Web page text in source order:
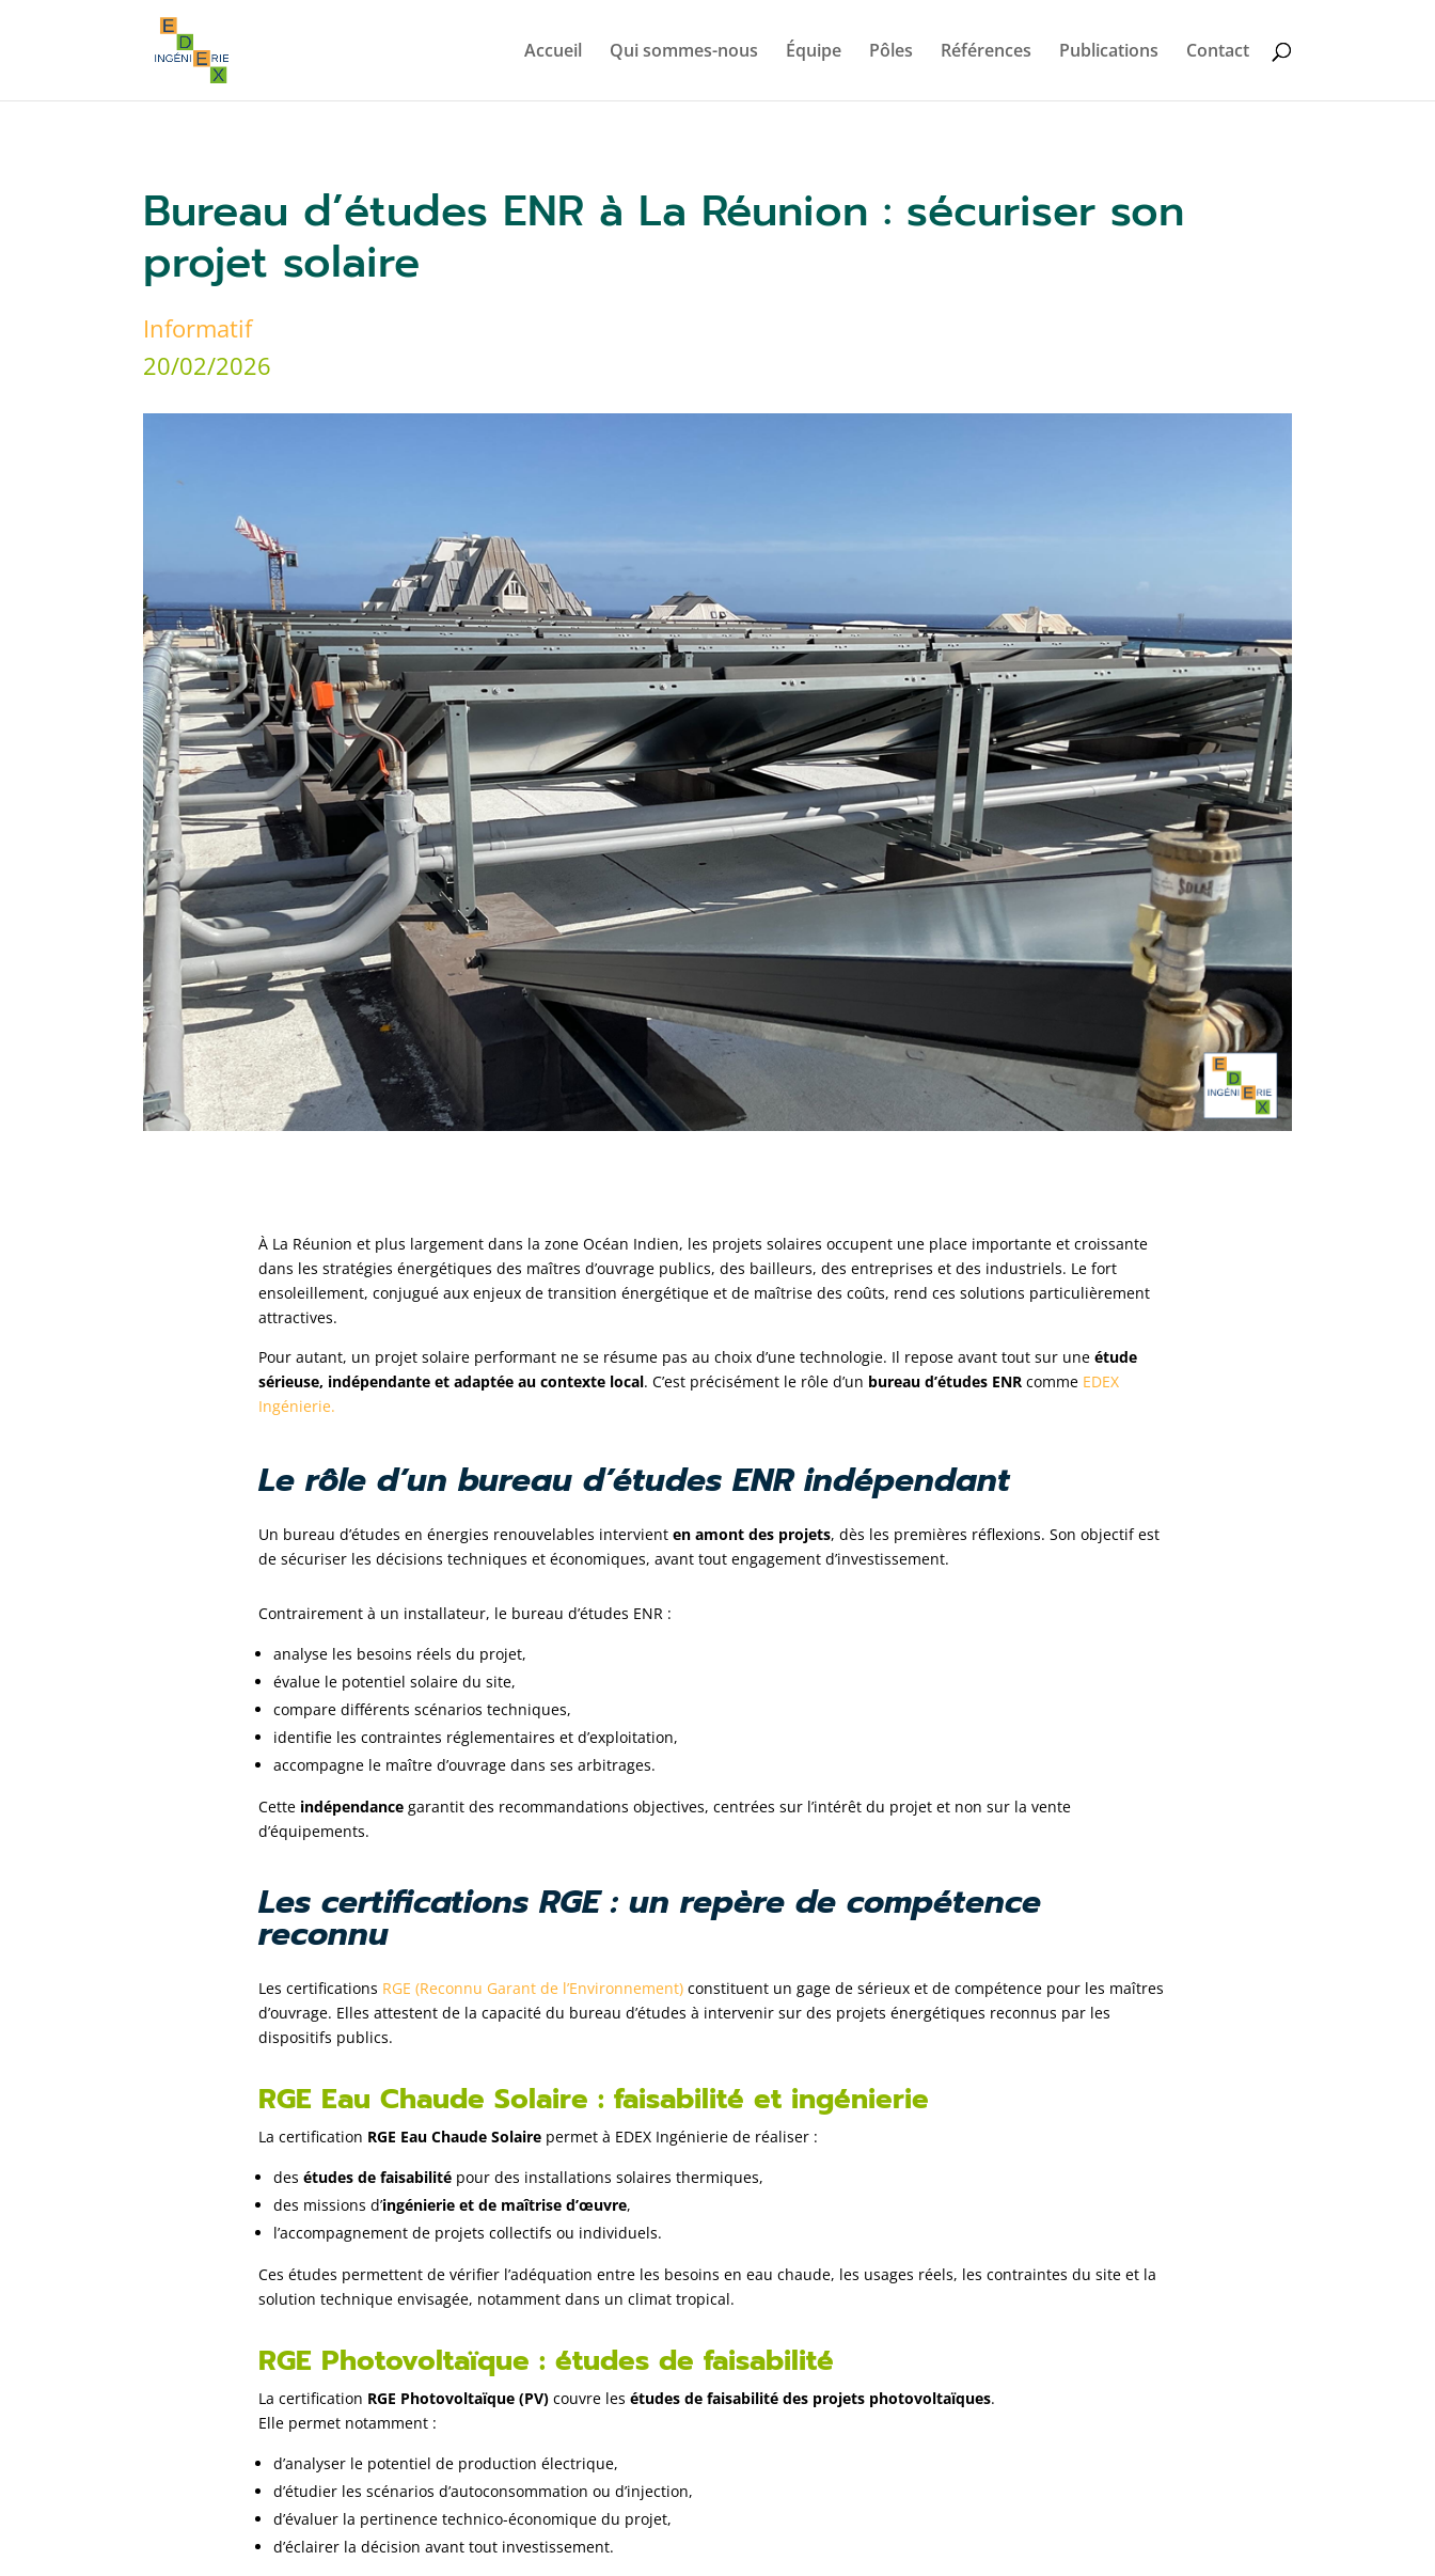
Accueil Qui sommes-nous Équipe Pôles Références Publications Contact
Bureau d’études ENR à La Réunion : sécuriser son
projet solaire
Informatif
20/02/2026
À La Réunion et plus largement dans la zone Océan Indien, les projets solaires occupent une place importante et croissante
dans les stratégies énergétiques des maîtres d’ouvrage publics, des bailleurs, des entreprises et des industriels. Le fort
ensoleillement, conjugué aux enjeux de transition énergétique et de maîtrise des coûts, rend ces solutions particulièrement
attractives.
Pour autant, un projet solaire performant ne se résume pas au choix d’une technologie. Il repose avant tout sur une étude
sérieuse, indépendante et adaptée au contexte local. C’est précisément le rôle d’un bureau d’études ENRcomme EDEX
Ingénierie.
Le rôle d’un bureau d’études ENR indépendant
Un bureau d’études en énergies renouvelables intervient en amont des projets, dès les premières réflexions. Son objectif est
de sécuriser les décisions techniques et économiques, avant tout engagement d’investissement.
Contrairement à un installateur, le bureau d’études ENR :
analyse les besoins réels du projet,
évalue le potentiel solaire du site,
compare différents scénarios techniques,
identifie les contraintes réglementaires et d’exploitation,
accompagne le maître d’ouvrage dans ses arbitrages.
Cette indépendancegarantit des recommandations objectives, centrées sur l’intérêt du projet et non sur la vente
d’équipements.
Les certifications RGE : un repère de compétence
reconnu
Les certifications RGE (Reconnu Garant de l’Environnement)constituent un gage de sérieux et de compétence pour les maîtres
d’ouvrage. Elles attestent de la capacité du bureau d’études à intervenir sur des projets énergétiques reconnus par les
dispositifs publics.
RGE Eau Chaude Solaire : faisabilité et ingénierie
La certification RGE Eau Chaude Solairepermet à EDEX Ingénierie de réaliser :
des études de faisabilitépour des installations solaires thermiques,
des missions d’ingénierie et de maîtrise d’œuvre,
l’accompagnement de projets collectifs ou individuels.
Ces études permettent de vérifier l’adéquation entre les besoins en eau chaude, les usages réels, les contraintes du site et la
solution technique envisagée, notamment dans un climat tropical.
RGE Photovoltaïque : études de faisabilité
La certification RGE Photovoltaïque (PV)couvre les études de faisabilité des projets photovoltaïques.
Elle permet notamment :
d’analyser le potentiel de production électrique,
d’étudier les scénarios d’autoconsommation ou d’injection,
d’évaluer la pertinence technico-économique du projet,
d’éclairer la décision avant tout investissement.